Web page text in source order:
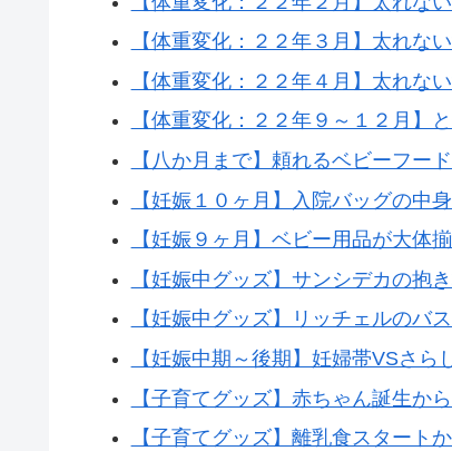
【体重変化：２２年３月】太れな
【体重変化：２２年４月】太れな
【体重変化：２２年９～１２月】
【八か月まで】頼れるベビーフー
【妊娠１０ヶ月】入院バッグの中
【妊娠９ヶ月】ベビー用品が大体
【妊娠中グッズ】サンシデカの抱
【妊娠中グッズ】リッチェルのバ
【妊娠中期～後期】妊婦帯VSさら
【子育てグッズ】赤ちゃん誕生か
【子育てグッズ】離乳食スタート